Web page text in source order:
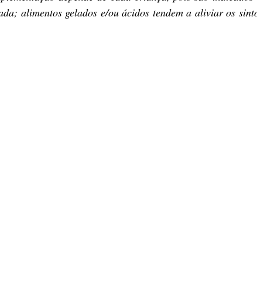
alimentos gelados e/ou ácidos tendem a aliviar os